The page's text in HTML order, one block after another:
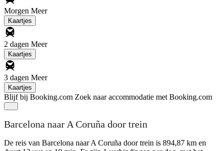
Morgen Meer
Kaartjes
2 dagen Meer
Kaartjes
3 dagen Meer
Kaartjes
Blijf bij Booking.com Zoek naar accommodatie met Booking.com
Barcelona naar A Coruña door trein
De reis van Barcelona naar A Coruña door trein is 894,87 km en